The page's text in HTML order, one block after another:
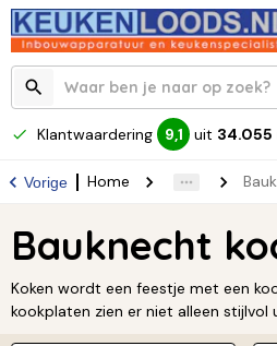
Klantwaardering 9,1 uit 34.055
Vorige Home
Bauknecht
Koken wordt een feestje met een
kookplaten zien er niet alleen stijlvol